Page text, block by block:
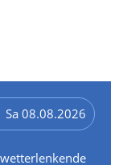
Sa 08.08.2026